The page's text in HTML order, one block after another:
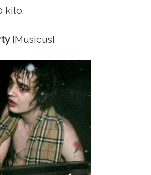
kilo.
[Musicus]